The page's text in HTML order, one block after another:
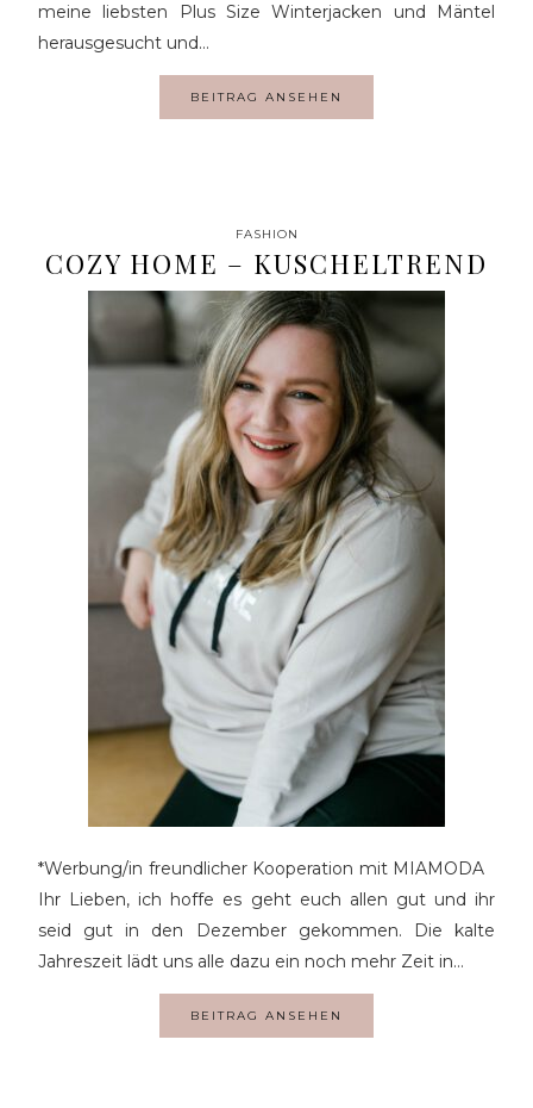
meine liebsten Plus Size Winterjacken und Mäntel
herausgesucht und…
BEITRAG ANSEHEN
FASHION
COZY HOME – KUSCHELTREND
*Werbung/in freundlicher Kooperation mit MIAMODA
Ihr Lieben, ich hoffe es geht euch allen gut und ihr
seid gut in den Dezember gekommen. Die kalte
Jahreszeit lädt uns alle dazu ein noch mehr Zeit in…
BEITRAG ANSEHEN